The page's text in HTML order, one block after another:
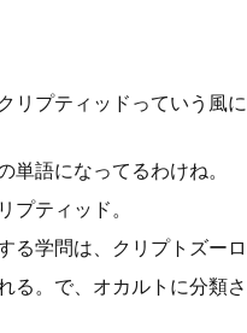
リプティッドっていう風
単語になってるわけね。
プティッド。
る学問は、クリプトズーロ
る。で、オカルトに分類